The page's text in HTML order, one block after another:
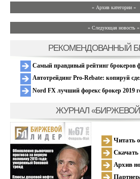
» Архив категории «
» Следующая новость »
РЕКОМЕНДОВАННЫЙ
Самый правдивый рейтинг брокеров
Автотрейдинг Pro-Rebate: копируй
Nord FX лучший форекс брокер 2019
ЖУРНАЛ «БИРЖЕВОЙ
Читать
Архив